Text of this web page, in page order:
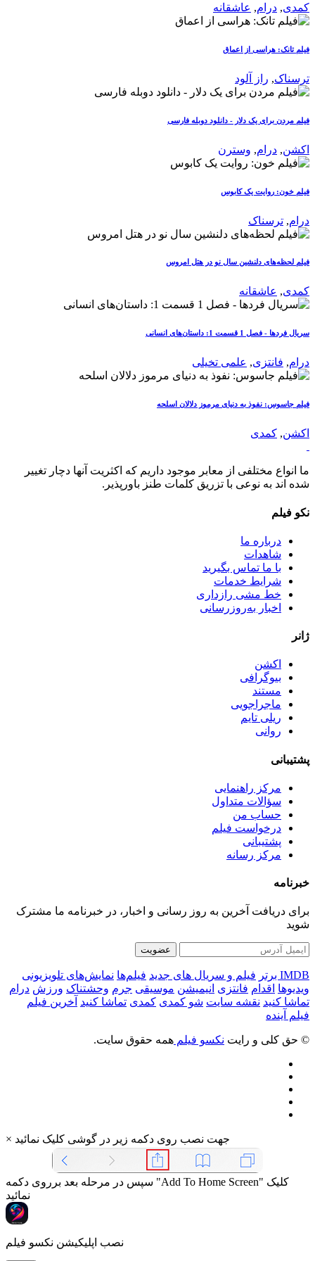
کمدی, درام, عاشقانه
فیلم تانک: هراسی از اعماق
ترسناک, راز آلود
فیلم مردن برای یک دلار - دانلود دوبله فارسی
اکشن, درام, وسترن
فیلم خون: روایت یک کابوس
درام, ترسناک
فیلم لحظه‌های دلنشین سال نو در هتل امروس
کمدی, عاشقانه
سریال فردها - فصل 1 قسمت 1: داستان‌های انسانی
درام, فانتزی, علمی تخیلی
فیلم جاسوس: نفوذ به دنیای مرموز دلالان اسلحه
اکشن, کمدی
ما انواع مختلفی از معابر موجود داریم که اکثریت آنها دچار تغییر
شده اند به نوعی با تزریق کلمات طنز باورپذیر.
نکو فیلم
درباره ما
شاهدات
با ما تماس بگیرید
شرایط خدمات
خط مشی رازداری
اخبار به‌روزرسانی
ژانر
اکشن
بیوگرافی
مستند
ماجراجویی
ریلی تایم
روانی
پشتیبانی
مرکز راهنمایی
سؤالات متداول
حساب من
درخواست فیلم
پشتیبانی
مرکز رسانه
خبرنامه
برای دریافت آخرین به روز رسانی و اخبار، در خبرنامه ما مشترک
شوید
عضویت
IMDB برتر فیلم و سریال های جدید فیلم‌ها نمایش‌های تلویزیونی
ویدیوها اقدام فانتزی انیمیشن موسیقی جرم وحشتناک ورزش درام
تماشا کنید نقشه سایت شو کمدی کمدی تماشا کنید آخرین فیلم
فیلم آینده
© حق کلی و رایت نکسو فیلم همه حقوق سایت.
× جهت نصب روی دکمه زیر در گوشی کلیک نمائید
سپس در مرحله بعد برروی دکمه "Add To Home Screen" کلیک
نمائید
نصب اپلیکیشن نکسو فیلم